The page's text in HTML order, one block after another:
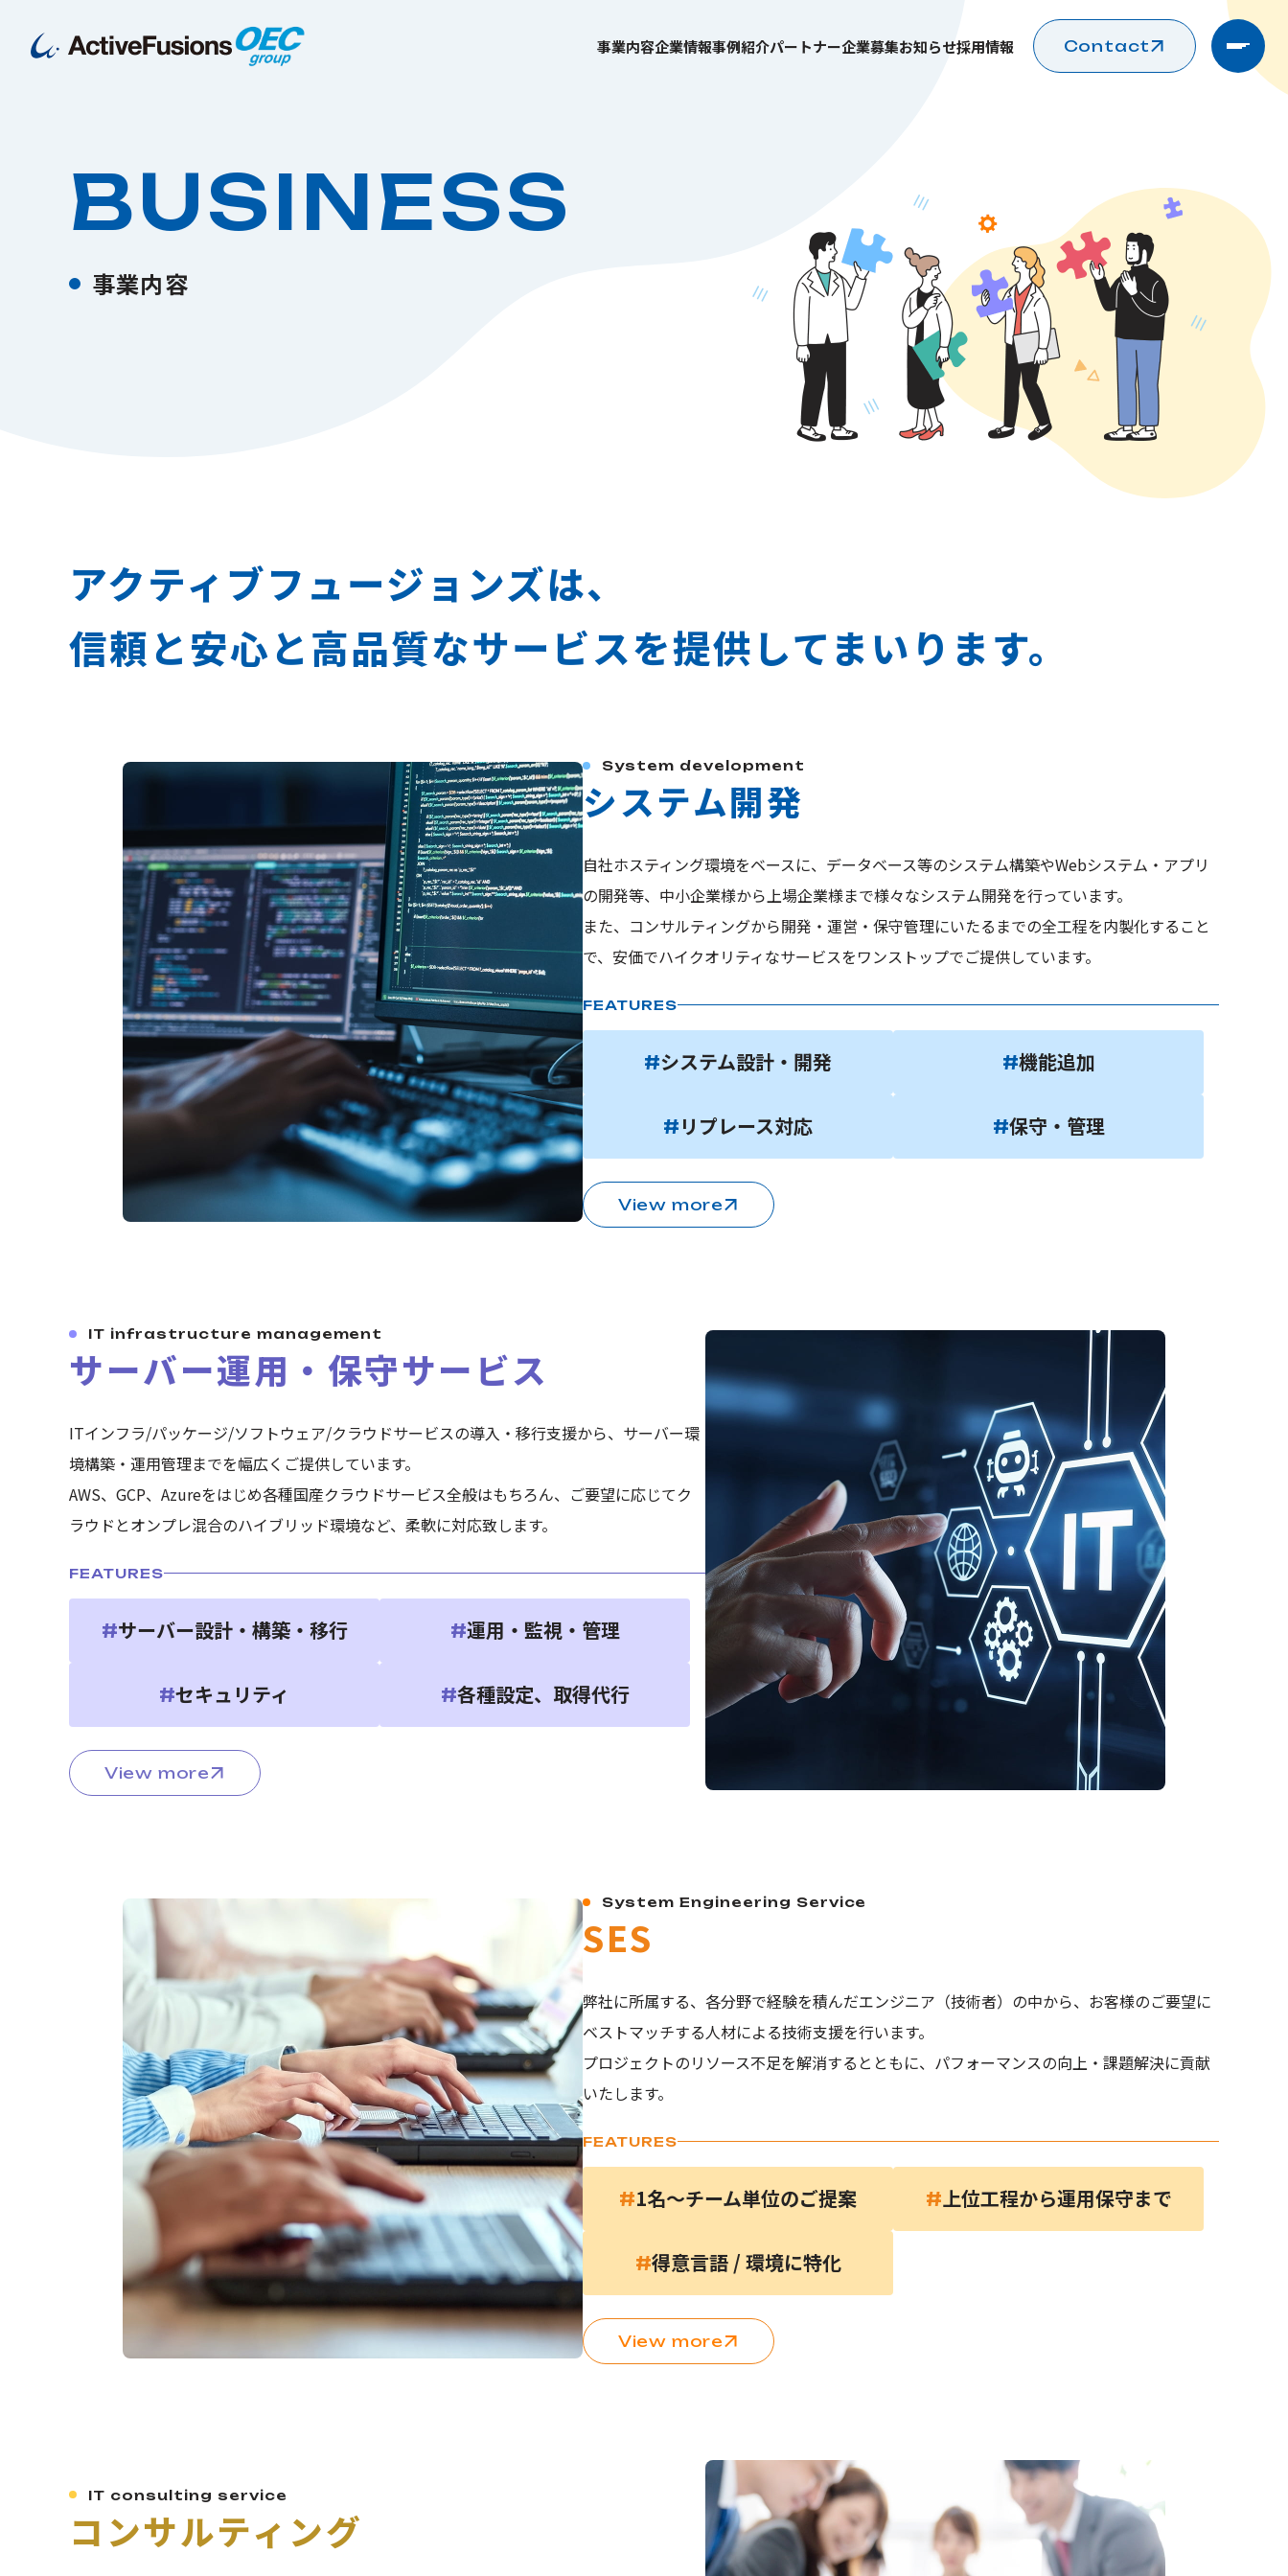
事業内容企業情報事例紹介パートナー企業募集お知らせ採用情報 Contact
BUSINESS
事業内容
アクティブフュージョンズは、
信頼と安心と高品質なサービスを提供してまいります。
System development
システム開発
自社ホスティング環境をベースに、データベース等のシステム構築やWebシステム・アプリ
の開発等、中小企業様から上場企業様まで様々なシステム開発を行っています。
また、コンサルティングから開発・運営・保守管理にいたるまでの全工程を内製化すること
で、安価でハイクオリティなサービスをワンストップでご提供しています。
FEATURES
#システム設計・開発 #機能追加
# リプレース対応 #保守・管理
View more
IT infrastructure management
サーバー運用・保守サービス
ITインフラ/パッケージ/ソフトウェア/クラウドサービスの導入・移行支援から、サーバー環
境構築・運用管理までを幅広くご提供しています。
AWS、GCP、Azureをはじめ各種国産クラウドサービス全般はもちろん、ご要望に応じてク
ラウドとオンプレ混合のハイブリッド環境など、柔軟に対応致します。
FEATURES
#サーバー設計・構築・移行 #運用・監視・管理
#セキュリティ #各種設定、取得代行
View more
System Engineering Service
SES
弊社に所属する、各分野で経験を積んだエンジニア（技術者）の中から、お客様のご要望に
ベストマッチする人材による技術支援を行います。
プロジェクトのリソース不足を解消するとともに、パフォーマンスの向上・課題解決に貢献
いたします。
FEATURES
#1名～チーム単位のご提案 #上位工程から運用保守まで
#得意言語 / 環境に特化
View more
IT consulting service
コンサルティング